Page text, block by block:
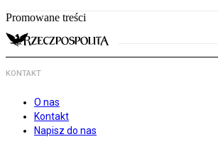
Promowane treści
KONTAKT
O nas
Kontakt
Napisz do nas